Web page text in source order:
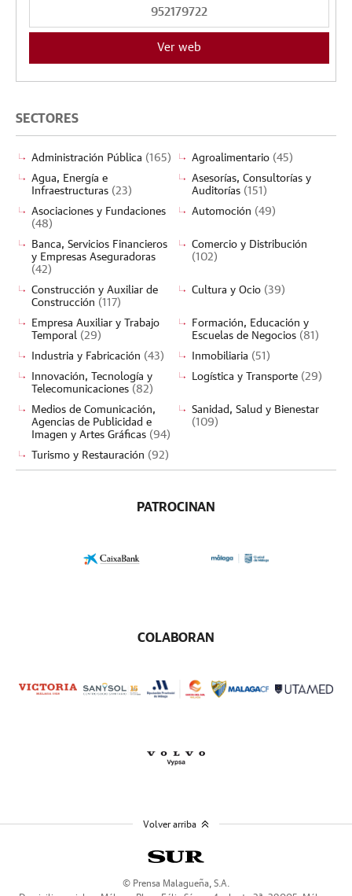
952179722
Ver web
SECTORES
Administración Pública (165) Agroalimentario (45)
Agua, Energía e
Infraestructuras (23)
Asesorías, Consultorías y
Auditorías (151)
Asociaciones y Fundaciones
(48)
Automoción (49)
Banca, Servicios Financieros
y Empresas Aseguradoras
(42)
Comercio y Distribución
(102)
Construcción y Auxiliar de
Construcción (117)
Cultura y Ocio (39)
Empresa Auxiliar y Trabajo
Temporal (29)
Formación, Educación y
Escuelas de Negocios (81)
Industria y Fabricación (43) Inmobiliaria (51)
Innovación, Tecnología y
Telecomunicaciones (82)
Logística y Transporte (29)
Medios de Comunicación,
Agencias de Publicidad e
Imagen y Artes Gráficas (94)
Sanidad, Salud y Bienestar
(109)
Turismo y Restauración (92)
PATROCINAN
COLABORAN
© Prensa Malagueña, S.A.
Volver arriba